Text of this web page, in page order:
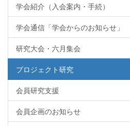
学会紹介（入会案内・手続）
学会通信「学会からのお知らせ」
研究大会・六月集会
プロジェクト研究
会員研究支援
会員企画のお知らせ